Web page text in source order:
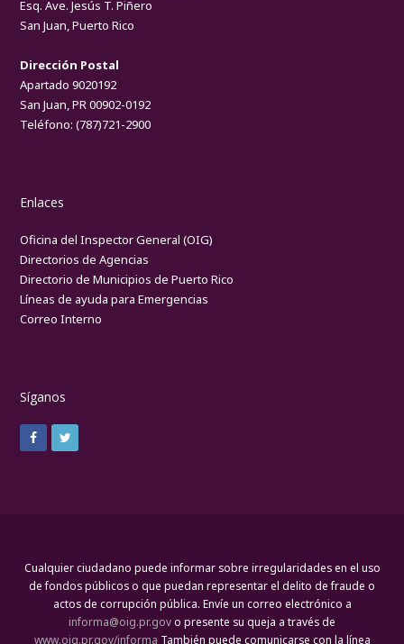
Esq. Ave. Jesús T. Piñero
San Juan, Puerto Rico
Dirección Postal
Apartado 9020192
San Juan, PR 00902-0192
Teléfono:(787)721-2900
Enlaces
Oficina del Inspector General (OIG)
Directorios de Agencias
Directorio de Municipios de Puerto Rico
Líneas de ayuda para Emergencias
Correo Interno
Síganos
Cualquier ciudadano puede informar sobre irregularidades en el uso
de fondos públicos o que puedan representar el delito de fraude o
actos de corrupción pública. Envíe un correo electrónico a
informa@oig.pr.govo presente su queja a través de
www.oig.pr.gov/informa También puede comunicarse con la línea